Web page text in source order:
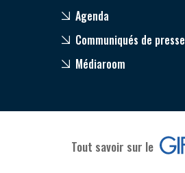
Agenda
Communiqués de presse
Médiaroom
Tout savoir sur le